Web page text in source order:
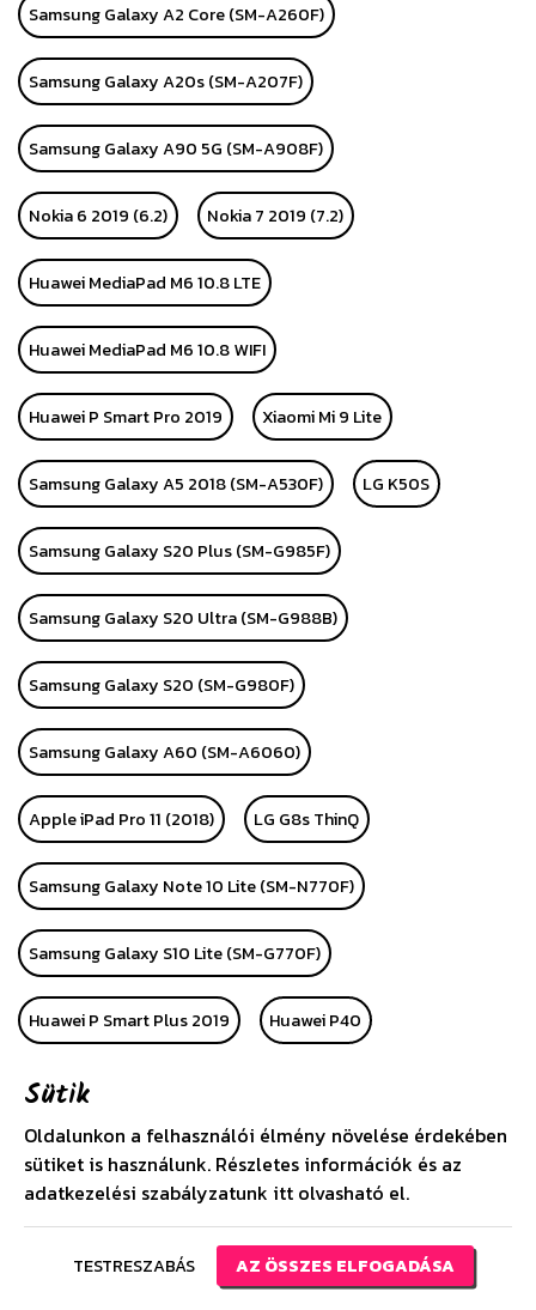
Samsung Galaxy A2 Core (SM-A260F)
Samsung Galaxy A20s (SM-A207F)
Samsung Galaxy A90 5G (SM-A908F)
Nokia 6 2019 (6.2) Nokia 7 2019 (7.2)
Huawei MediaPad M6 10.8 LTE
Huawei MediaPad M6 10.8 WIFI
Huawei P Smart Pro 2019 Xiaomi Mi 9 Lite
Samsung Galaxy A5 2018 (SM-A530F) LG K50S
Samsung Galaxy S20 Plus (SM-G985F)
Samsung Galaxy S20 Ultra (SM-G988B)
Samsung Galaxy S20 (SM-G980F)
Samsung Galaxy A60 (SM-A6060)
Apple iPad Pro 11 (2018) LG G8s ThinQ
Samsung Galaxy Note 10 Lite (SM-N770F)
Samsung Galaxy S10 Lite (SM-G770F)
Huawei P Smart Plus 2019 Huawei P40
Huawei P40 Pro
Apple iPhone SE (2020) Huawei P40 Lite
Huawei P40 Lite E Samsung Galaxy A21 (SM-A210F)
Xiaomi Redmi Note 9S
Sütik
Oldalunkon a felhasználói élmény növelése érdekében
sütiket is használunk. Részletes információk és az
adatkezelési szabályzatunk itt olvasható el.
TESTRESZABÁS AZ ÖSSZES ELFOGADÁSA